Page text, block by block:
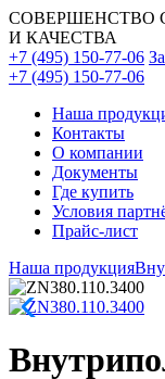
СОВЕРШЕНСТВО
И КАЧЕСТВА
+7 (495) 150-77-06
+7 (495) 150-77-06
Наша
Контакты
О компании
Документы
Где купить
Условия
Прайс-лист
Наша продукция